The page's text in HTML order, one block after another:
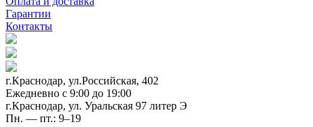
Гарантии
Контакты
г.Краснодар, ул.Российская, 402
Ежедневно c 9:00 до 19:00
г.Краснодар, ул. Уральская 97 литер Э
Пн. — пт.: 9–19